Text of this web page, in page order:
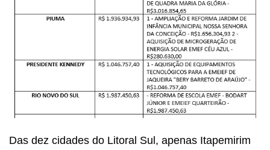
Das dez cidades do Litoral Sul, apenas Itapemirim